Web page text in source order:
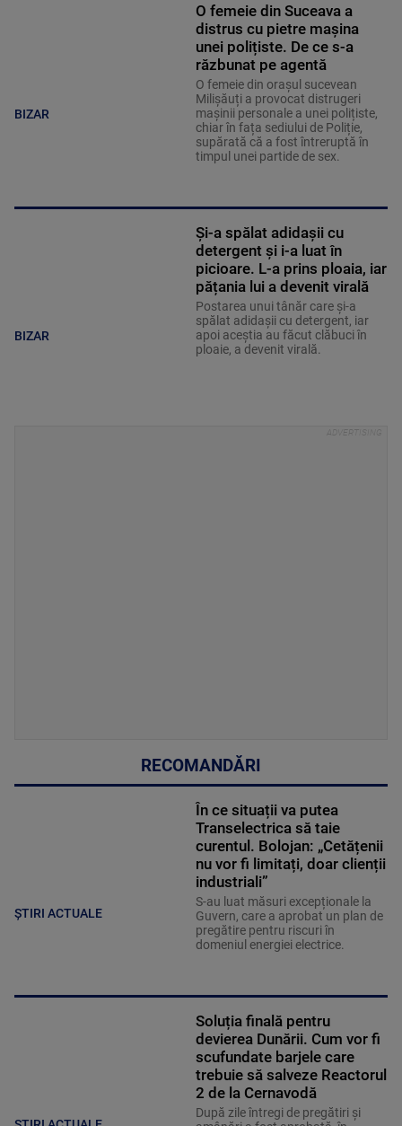
BIZAR
O femeie din Suceava a
distrus cu pietre mașina
unei polițiste. De ce s-a
răzbunat pe agentă
O femeie din orașul sucevean
Milișăuți a provocat distrugeri
mașinii personale a unei polițiste,
chiar în fața sediului de Poliție,
supărată că a fost întreruptă în
timpul unei partide de sex.
BIZAR
Și-a spălat adidașii cu
detergent și i-a luat în
picioare. L-a prins ploaia, iar
pățania lui a devenit virală
Postarea unui tânăr care și-a
spălat adidașii cu detergent, iar
apoi aceștia au făcut clăbuci în
ploaie, a devenit virală.
RECOMANDĂRI
ȘTIRI ACTUALE
În ce situații va putea
Transelectrica să taie
curentul. Bolojan: „Cetățenii
nu vor fi limitați, doar clienții
industriali”
S-au luat măsuri excepționale la
Guvern, care a aprobat un plan de
pregătire pentru riscuri în
domeniul energiei electrice.
Soluția finală pentru
devierea Dunării. Cum vor fi
scufundate barjele care
trebuie să salveze Reactorul
2 de la Cernavodă
După zile întregi de pregătiri și